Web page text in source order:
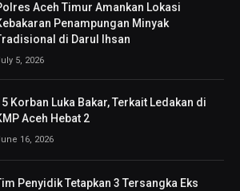
Aceh Timur Amankan Lokasi
Penampungan Minyak
di Darul Ihsan
5, 2026
Korban Luka Bakar, Terkait Ledakan di
Aceh Hebat 2
16, 2026
Penyidik Tetapkan 3 Tersangka Eks